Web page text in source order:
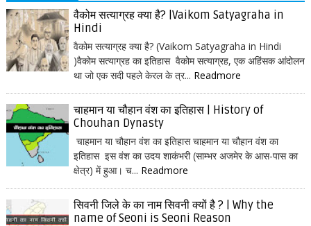
वैकोम सत्याग्रह क्या है? |Vaikom Satyagraha in
Hindi
वैकोम सत्याग्रह क्या है? (Vaikom Satyagraha in Hindi
)वैकोम सत्याग्रह का इतिहास वैकोम सत्याग्रह, एक अहिंसक आंदोलन
था जो एक सदी पहले केरल के त्र... Readmore
चाहमान या चौहान वंश का इतिहास | History of
Chouhan Dynasty
चाहमान या चौहान वंश का इतिहास चाहमान या चौहान वंश का
इतिहास इस वंश का उदय शाकंभरी (साम्भर अजमेर के आस-पास का
क्षेत्र) में हुआ। च... Readmore
सिवनी जिले के का नाम सिवनी क्यों है ? | Why the
name of Seoni is Seoni Reason